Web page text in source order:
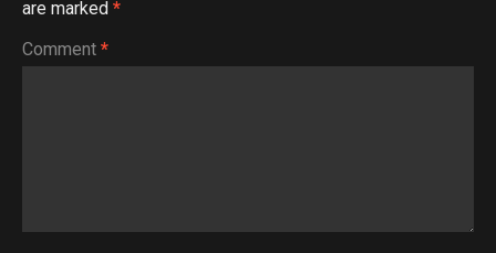
are marked *
Comment *